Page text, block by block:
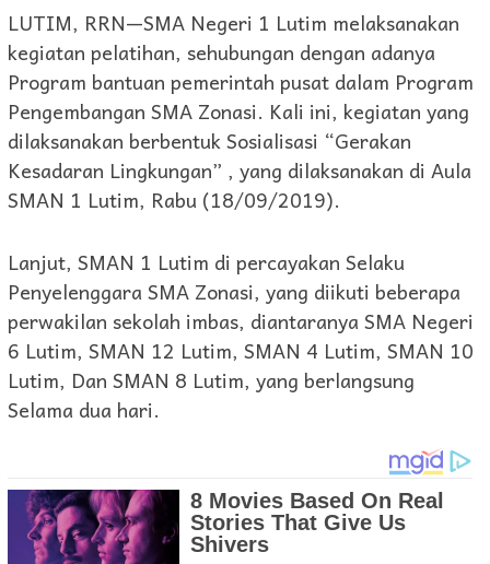
LUTIM, RRN—SMA Negeri 1 Lutim melaksanakan
kegiatan pelatihan, sehubungan dengan adanya
Program bantuan pemerintah pusat dalam Program
Pengembangan SMA Zonasi. Kali ini, kegiatan yang
dilaksanakan berbentuk Sosialisasi “Gerakan
Kesadaran Lingkungan” , yang dilaksanakan di Aula
SMAN 1 Lutim, Rabu (18/09/2019).
Lanjut, SMAN 1 Lutim di percayakan Selaku
Penyelenggara SMA Zonasi, yang diikuti beberapa
perwakilan sekolah imbas, diantaranya SMA Negeri
6 Lutim, SMAN 12 Lutim, SMAN 4 Lutim, SMAN 10
Lutim, Dan SMAN 8 Lutim, yang berlangsung
Selama dua hari.